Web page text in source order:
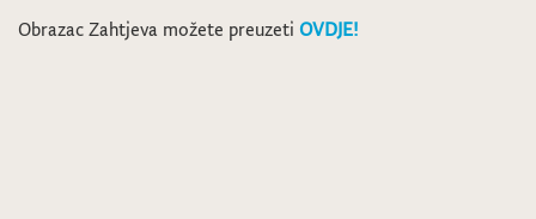
Obrazac Zahtjeva možete preuzeti OVDJE!